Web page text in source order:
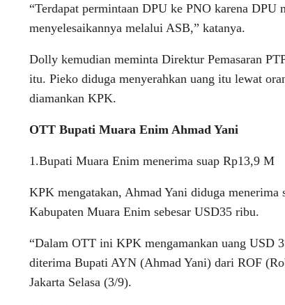
“Terdapat permintaan DPU ke PNO karena
menyelesaikannya melalui ASB,” katanya.
Dolly kemudian meminta Direktur Pemasaran
itu. Pieko diduga menyerahkan uang itu lewat
diamankan KPK.
OTT Bupati Muara Enim Ahmad Yani
1.Bupati Muara Enim menerima suap Rp13,9 M
KPK mengatakan, Ahmad Yani diduga
Kabupaten Muara Enim sebesar USD35 ribu.
“Dalam OTT ini KPK mengamankan uang USD
diterima Bupati AYN (Ahmad Yani) dari ROF
Jakarta Selasa (3/9).